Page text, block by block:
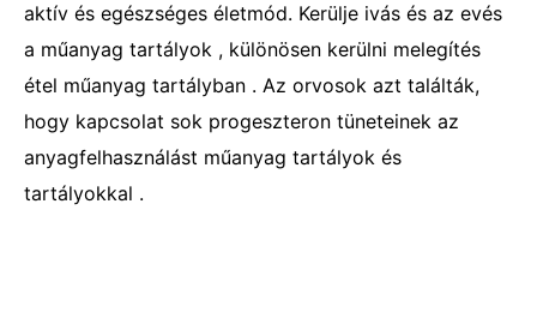
aktív és egészséges életmód. Kerülje ivás és az evés
a műanyag tartályok , különösen kerülni melegítés
étel műanyag tartályban . Az orvosok azt találták,
hogy kapcsolat sok progeszteron tüneteinek az
anyagfelhasználást műanyag tartályok és
tartályokkal .